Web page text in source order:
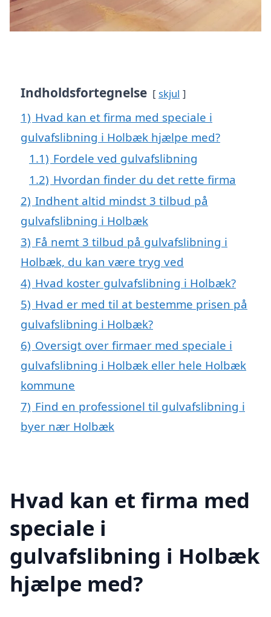
Indholdsfortegnelse skjul
1) Hvad kan et firma med speciale i
gulvafslibning i Holbæk hjælpe med?
1.1) Fordele ved gulvafslibning
1.2) Hvordan finder du det rette firma
2) Indhent altid mindst 3 tilbud på
gulvafslibning i Holbæk
3) Få nemt 3 tilbud på gulvafslibning i
Holbæk, du kan være tryg ved
4) Hvad koster gulvafslibning i Holbæk?
5) Hvad er med til at bestemme prisen på
gulvafslibning i Holbæk?
6) Oversigt over firmaer med speciale i
gulvafslibning i Holbæk eller hele Holbæk
kommune
7) Find en professionel til gulvafslibning i
byer nær Holbæk
Hvad kan et firma med
speciale i
gulvafslibning i Holbæk
hjælpe med?